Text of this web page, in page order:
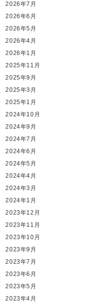
2026年7月
2026年6月
2026年5月
2026年4月
2026年1月
2025年11月
2025年9月
2025年3月
2025年1月
2024年10月
2024年9月
2024年7月
2024年6月
2024年5月
2024年4月
2024年3月
2024年1月
2023年12月
2023年11月
2023年10月
2023年9月
2023年7月
2023年6月
2023年5月
2023年4月